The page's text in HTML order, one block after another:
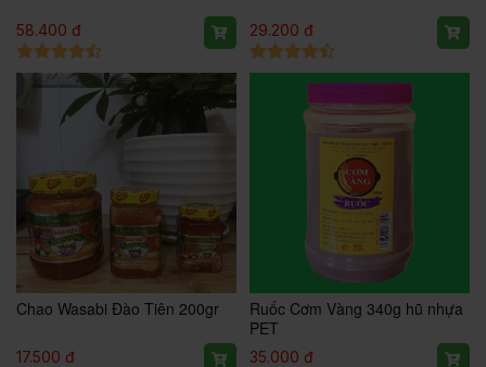
58.400 đ 29.200 đ
Chao Wasabi Đào Tiên 200gr
17.500 đ
Ruốc Cơm Vàng 340g hũ nhựa
PET
35.000 đ